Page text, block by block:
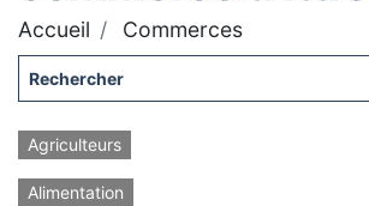
Accueil Commerces
Agriculteurs
Alimentation